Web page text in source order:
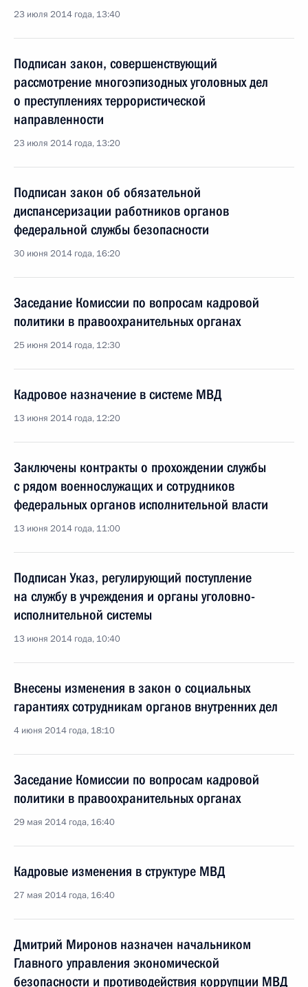
23 июля 2014 года, 13:40
Подписан закон, совершенствующий
рассмотрение многоэпизодных уголовных дел
о преступлениях террористической
направленности
23 июля 2014 года, 13:20
Подписан закон об обязательной
диспансеризации работников органов
федеральной службы безопасности
30 июня 2014 года, 16:20
Заседание Комиссии по вопросам кадровой
политики в правоохранительных органах
25 июня 2014 года, 12:30
Кадровое назначение в системе МВД
13 июня 2014 года, 12:20
Заключены контракты о прохождении службы
с рядом военнослужащих и сотрудников
федеральных органов исполнительной власти
13 июня 2014 года, 11:00
Подписан Указ, регулирующий поступление
на службу в учреждения и органы уголовно-
исполнительной системы
13 июня 2014 года, 10:40
Внесены изменения в закон о социальных
гарантиях сотрудникам органов внутренних дел
4 июня 2014 года, 18:10
Заседание Комиссии по вопросам кадровой
политики в правоохранительных органах
29 мая 2014 года, 16:40
Кадровые изменения в структуре МВД
27 мая 2014 года, 16:40
Дмитрий Миронов назначен начальником
Главного управления экономической
безопасности и противодействия коррупции МВД